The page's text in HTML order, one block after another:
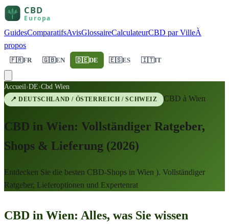
GuidesComparatifsAvisGlossaireCalculateurCBD par VilleÀ
propos
🇫🇷FR 🇬🇧EN 🇩🇪DE 🇪🇸ES 🇮🇹IT
Accueil›DE›Cbd Wien
📍DEUTSCHLAND / ÖSTERREICH / SCHWEIZ CBD à Wien
CBD in Wien: Vollständiger Ratgeber,
Shops & Lieferung (2026)
Entdecken Sie die besten CBD-Shops in Wien ). Vollständiger
Ratgeber, Lieferoptionen und Expertenrat
CBD in Wien: Alles, was Sie wissen